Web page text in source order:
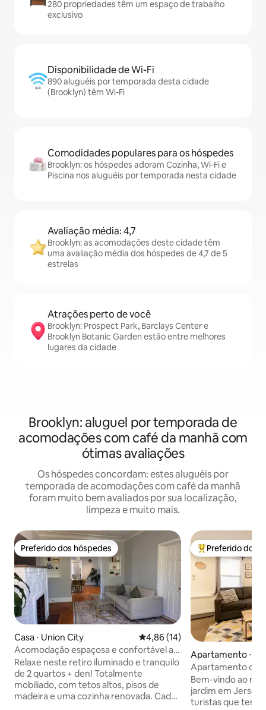
280 propriedades têm um espaço de trabalho
exclusivo
Disponibilidade de Wi-Fi
890 aluguéis por temporada desta cidade
(Brooklyn) têm Wi-Fi
Comodidades populares para os hóspedes
Brooklyn: os hóspedes adoram Cozinha, Wi-Fi e
Piscina nos aluguéis por temporada nesta cidade
Avaliação média: 4,7
Brooklyn: as acomodações deste cidade têm
uma avaliação média dos hóspedes de 4,7 de 5
estrelas
Atrações perto de você
Brooklyn: Prospect Park, Barclays Center e
Brooklyn Botanic Garden estão entre melhores
lugares da cidade
Brooklyn: aluguel por temporada de
acomodações com café da manhã com
ótimas avaliações
Os hóspedes concordam: estes aluguéis por
temporada de acomodações com café da manhã
foram muito bem avaliados por sua localização,
limpeza e muito mais.
Preferido dos hóspedes
Preferido dos hóspedes
Casa ⋅ Union City 4,86 de uma avaliação média
4,86 (14)
Acomodação espaçosa e confortável a
20 minutos de Nova York
Relaxe neste retiro iluminado e tranquilo
de 2 quartos + den! Totalmente
mobiliado, com tetos altos, pisos de
madeira e uma cozinha renovada. Cada
Entre os
Preferido dos
Apartamento ⋅
are
Apartamento
e elegante a
York
Bem-vindo ao
jardim em Jersey
turistas que